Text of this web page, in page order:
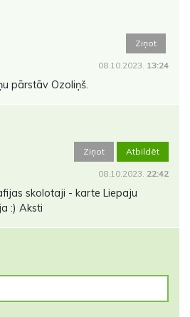
Ziņot
08.10.2023. 13:24
pārstāv Ozoliņš.
Ziņot Atbildēt
08.10.2023. 22:42
skolotaji - karte Liepaju
:) Aksti